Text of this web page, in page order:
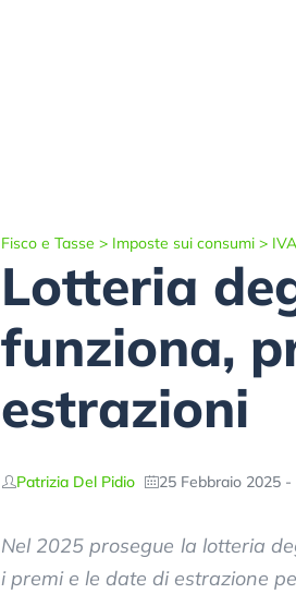
Fisco e Tasse > Imposte sui consumi > IVA
Lotteria
funziona,
estrazioni
Patrizia Del Pidio 25 Febbraio 2025 -
Nel 2025 prosegue la lotteria
i premi e le date di estrazione